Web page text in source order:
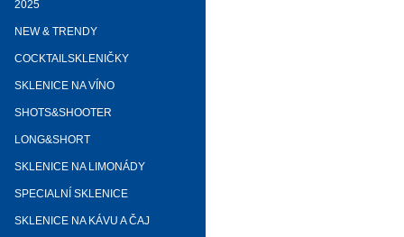
2025
NEW & TRENDY
COCKTAILSKLENIČKY
SKLENICE NA VÍNO
SHOTS&SHOOTER
LONG&SHORT
SKLENICE NA LIMONÁDY
SPECIALNÍ SKLENICE
SKLENICE NA KÁVU A ČAJ